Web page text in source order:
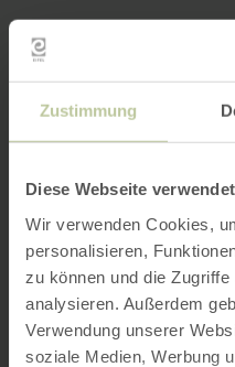
Zustimmung
Diese Webseite
Wir verwenden Cookies,
personalisieren,
zu können und die
analysieren. Außerdem
Verwendung unserer
soziale Medien, Werbung